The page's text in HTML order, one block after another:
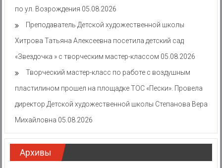
по ул. Возрождения 05.08.2026
Преподаватель Детской художественной школы
Хитрова Татьяна Алексеевна посетила детский сад
«Звездочка » с творческим мастер-классом 05.08.2026
Творческий мастер-класс по работе с воздушным
пластилином прошел на площадке ТОС «Пески». Провела
директор Детской художественной школы Степанова Вера
Михайловна 05.08.2026
Архивы